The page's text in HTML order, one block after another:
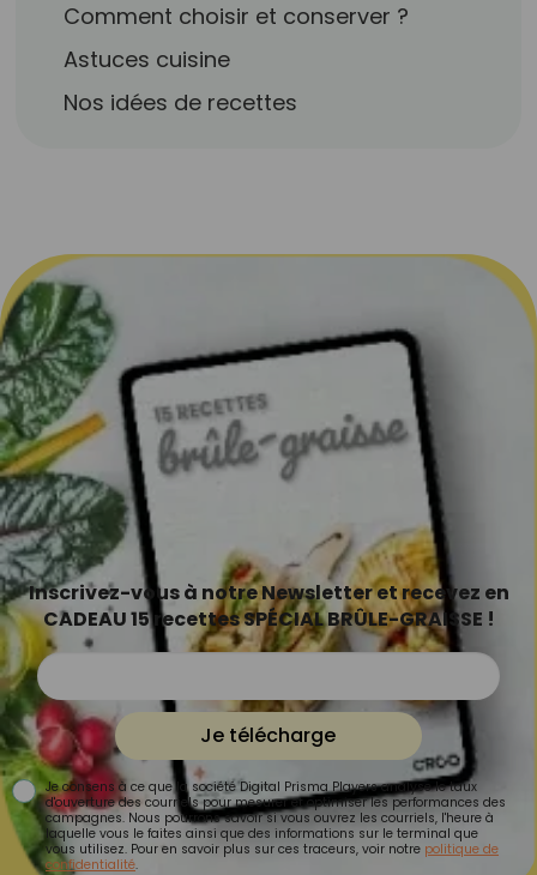
Comment choisir et conserver ?
Astuces cuisine
Nos idées de recettes
Inscrivez-vous à notre Newsletter et recevez en
CADEAU 15 recettes SPÉCIAL BRÛLE-GRAISSE !
Je télécharge
Je consens à ce que la société Digital Prisma Players analyse le taux
d'ouverture des courriels pour mesurer et optimiser les performances des
campagnes. Nous pourrons savoir si vous ouvrez les courriels, l'heure à
laquelle vous le faites ainsi que des informations sur le terminal que
vous utilisez. Pour en savoir plus sur ces traceurs, voir notre politique de
confidentialité.